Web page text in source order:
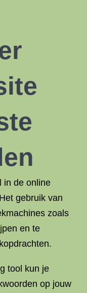
in de online
gebruik van
zoals
en te
tool kun je
op jouw